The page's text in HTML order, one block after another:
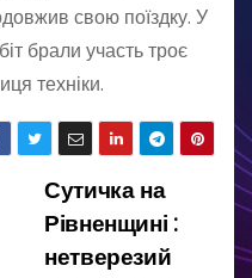
свою поїздку. У
брали участь троє
техніки.
Сутичка на
Рівненщині :
нетверезий